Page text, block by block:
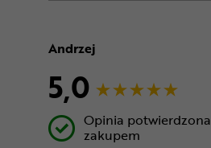
Andrzej
5,0
Opinia potwierdzona
zakupem